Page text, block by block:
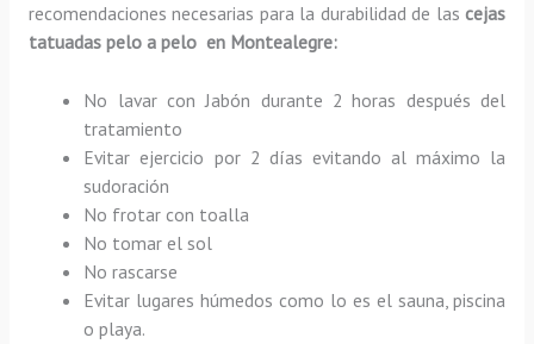
recomendaciones necesarias para la durabilidad de lascejas
tatuadas pelo a pelo en Montealegre:
No lavar con Jabón durante 2 horas después del
tratamiento
Evitar ejercicio por 2 días evitando al máximo la
sudoración
No frotar con toalla
No tomar el sol
No rascarse
Evitar lugares húmedos como lo es el sauna, piscina
o playa.